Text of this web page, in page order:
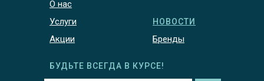
О нас
Услуги
Акции
НОВОСТИ
Бренды
БУДЬТЕ ВСЕГДА В КУРСЕ!